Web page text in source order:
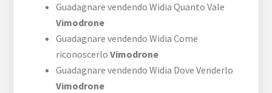
Guadagnare vendendo Widia Quanto Vale
Vimodrone
Guadagnare vendendo Widia Come
riconoscerloVimodrone
Guadagnare vendendo Widia Dove Venderlo
Vimodrone